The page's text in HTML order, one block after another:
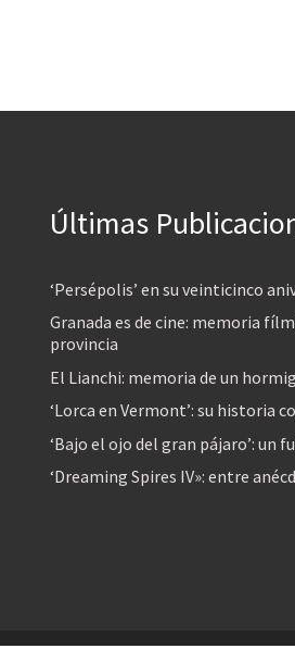
Últimas
‘Persépolis’ en su veinticinco
Granada es de cine: memoria
provincia
El Lianchi: memoria de un
‘Lorca en Vermont’: su historia
‘Bajo el ojo del gran pájaro’: un
‘Dreaming Spires IV»: entre